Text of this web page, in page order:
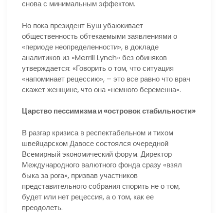
снова с минимальным эффектом.
Но пока президент Буш убаюкивает
общественность обтекаемыми заявлениями о
«периоде неопределенности», в докладе
аналитиков из «Merrill Lynch» без обиняков
утверждается: «Говорить о том, что ситуация
«напоминает рецессию», – это все равно что врач
скажет женщине, что она «немного беременна».
Царство пессимизма и «островок стабильности»
В разгар кризиса в респектабельном и тихом
швейцарском Давосе состоялся очередной
Всемирный экономический форум. Директор
Международного валютного фонда сразу «взял
быка за рога», призвав участников
представительного собрания спорить не о том,
будет или нет рецессия, а о том, как ее
преодолеть.